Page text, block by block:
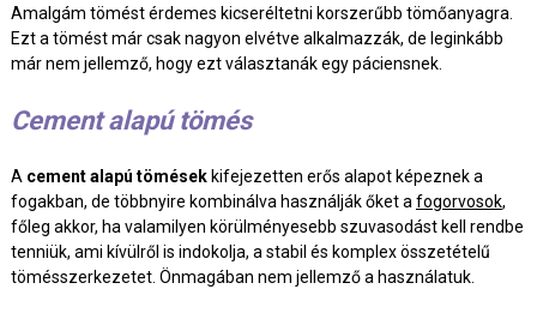
Amalgám tömést érdemes kicseréltetni korszerűbb tömőanyagra.
Ezt a tömést már csak nagyon elvétve alkalmazzák, de leginkább
már nem jellemző, hogy ezt választanák egy páciensnek.
Cement alapú tömés
A cement alapú tömések kifejezetten erős alapot képeznek a
fogakban, de többnyire kombinálva használják őket a fogorvosok,
főleg akkor, ha valamilyen körülményesebb szuvasodást kell rendbe
tenniük, ami kívülről is indokolja, a stabil és komplex összetételű
tömésszerkezetet. Önmagában nem jellemző a használatuk.